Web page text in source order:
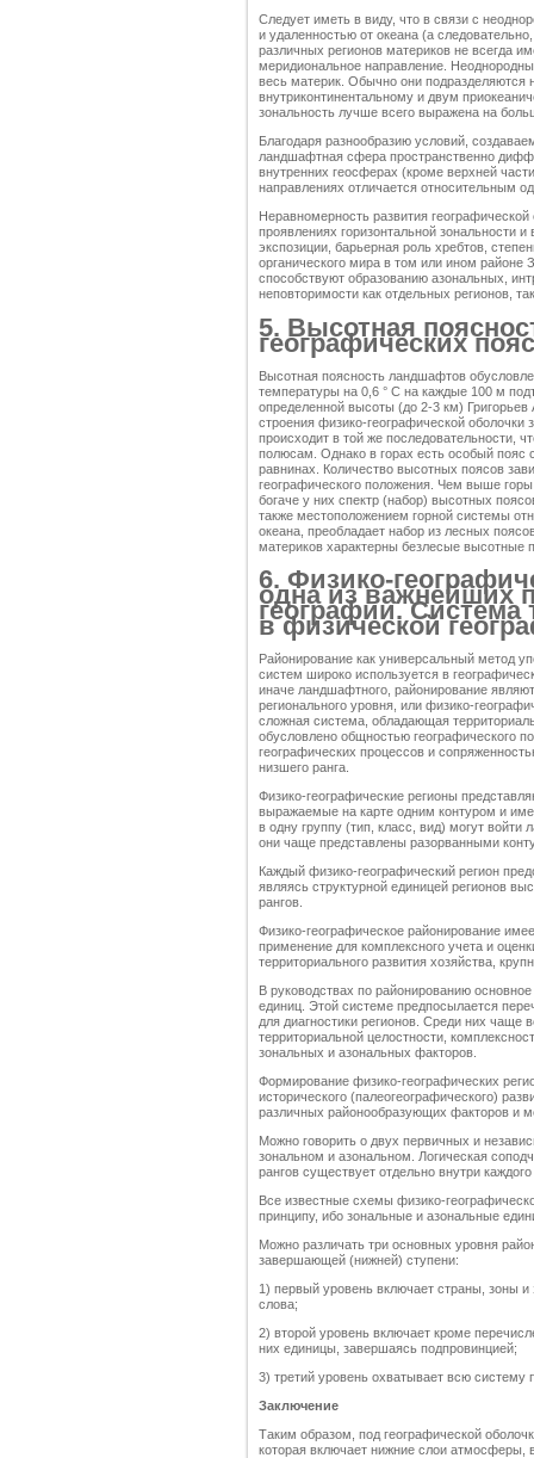
Следует иметь в виду, что в связи с
и удаленностью от океана (а
различных регионов материков не всегда
меридиональное направление.
весь материк. Обычно они подразделяются
внутриконтинентальному и двум
зональность лучше всего выражена на
Благодаря разнообразию условий,
ландшафтная сфера пространственно
внутренних геосферах (кроме верхней
направлениях отличается относительным
Неравномерность развития
проявлениях горизонтальной зональности
экспозиции, барьерная роль хребтов,
органического мира в том или ином районе
способствуют образованию азональных,
неповторимости как отдельных регионов,
5. Высотная
географических
Высотная поясность ландшафтов
температуры на 0,6 ° С на каждые 100 м
определенной высоты (до 2-3 км)
строения физико-географической
происходит в той же последовательности,
полюсам. Однако в горах есть особый пояс
равнинах. Количество высотных поясов
географического положения. Чем выше
богаче у них спектр (набор) высотных
также местоположением горной системы
океана, преобладает набор из лесных
материков характерны безлесые высотные
6. Физико-
одна из важнейших
географии. Система
в физической
Районирование как универсальный метод
систем широко используется в
иначе ландшафтного, районирование
регионального уровня, или физико-
сложная система, обладающая
обусловлено общностью географического
географических процессов и
низшего ранга.
Физико-географические регионы
выражаемые на карте одним контуром и
в одну группу (тип, класс, вид) могут
они чаще представлены разорванными
Каждый физико-географический регион
являясь структурной единицей регионов
рангов.
Физико-географическое районирование
применение для комплексного учета и
территориального развития хозяйства,
В руководствах по районированию
единиц. Этой системе предпосылается
для диагностики регионов. Среди них чаще
территориальной целостности,
зональных и азональных факторов.
Формирование физико-географических
исторического (палеогеографического)
различных районообразующих факторов и
Можно говорить о двух первичных и
зональном и азональном. Логическая
рангов существует отдельно внутри
Все известные схемы физико-
принципу, ибо зональные и азональные
Можно различать три основных уровня
завершающей (нижней) ступени:
1) первый уровень включает страны, зоны
слова;
2) второй уровень включает кроме
них единицы, завершаясь подпровинцией;
3) третий уровень охватывает всю
Заключение
Таким образом, под географической
которая включает нижние слои